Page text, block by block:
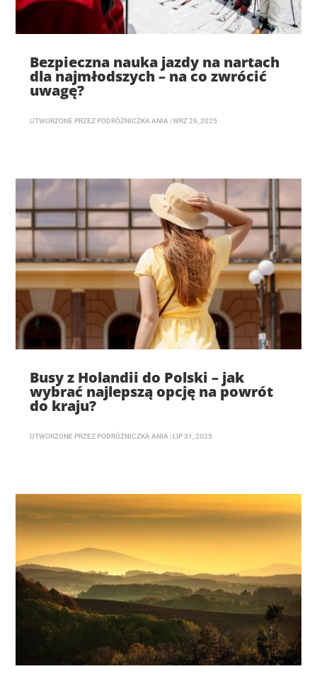
Bezpieczna nauka jazdy na nartach
dla najmłodszych – na co zwrócić
uwagę?
UTWORZONE PRZEZ PODRÓŻNICZKA ANIA |WRZ 29, 2025
Busy z Holandii do Polski – jak
wybrać najlepszą opcję na powrót
do kraju?
UTWORZONE PRZEZ PODRÓŻNICZKA ANIA LIP 31, 2025